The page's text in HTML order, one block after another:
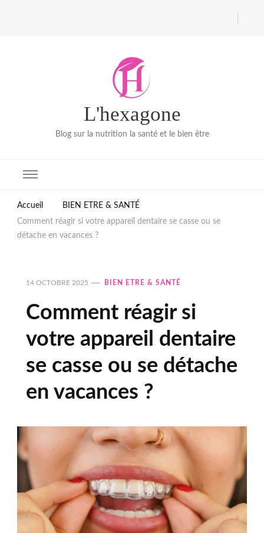
L'hexagone
Blog sur la nutrition la santé et le bien être
Accueil
BIEN ETRE & SANTÉ
Comment réagir si votre appareil dentaire se casse ou se
détache en vacances ?
14 OCTOBRE 2025 BIEN ETRE & SANTÉ
Comment réagir si
votre appareil dentaire
se casse ou se détache
en vacances ?